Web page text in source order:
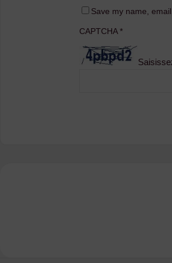
Save my name,
CAPTCHA*